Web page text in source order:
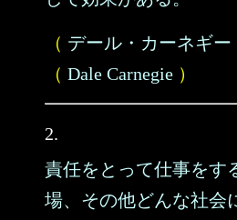
（ デール・カーネギー
（ Dale Carnegie ）
2.
責任をとって仕事をす
場、その他どんな社会